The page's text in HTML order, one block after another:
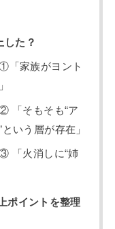
した？
「家族がヨント
「そもそも“ア
いう層が存在」
「火消しに“姉
ポイントを整理